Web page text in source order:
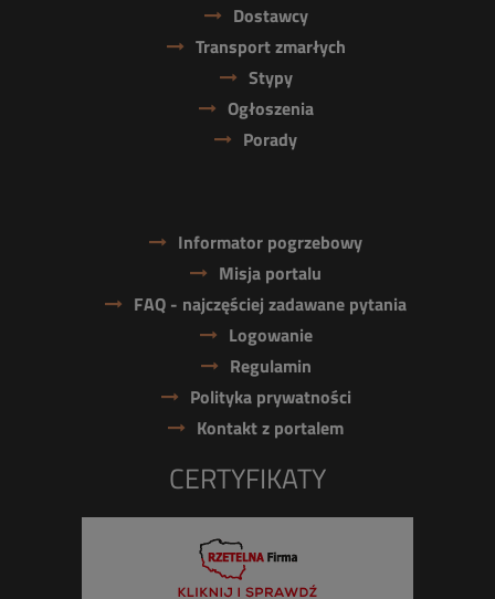
Dostawcy
Transport zmarłych
Stypy
Ogłoszenia
Porady
Informator pogrzebowy
Misja portalu
FAQ - najczęściej zadawane pytania
Logowanie
Regulamin
Polityka prywatności
Kontakt z portalem
CERTYFIKATY